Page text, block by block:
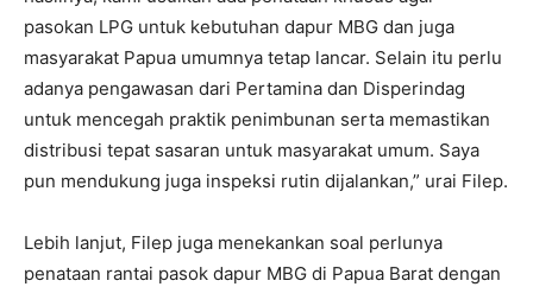
pasokan LPG untuk kebutuhan dapur MBG dan juga
masyarakat Papua umumnya tetap lancar. Selain itu perlu
adanya pengawasan dari Pertamina dan Disperindag
untuk mencegah praktik penimbunan serta memastikan
distribusi tepat sasaran untuk masyarakat umum. Saya
pun mendukung juga inspeksi rutin dijalankan,” urai Filep.
Lebih lanjut, Filep juga menekankan soal perlunya
penataan rantai pasok dapur MBG di Papua Barat dengan